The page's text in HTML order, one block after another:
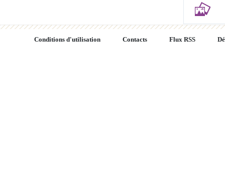
Conditions d'utilisation Contacts Flux RSS